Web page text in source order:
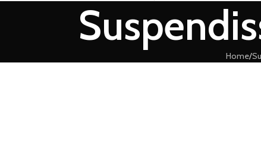
Home/